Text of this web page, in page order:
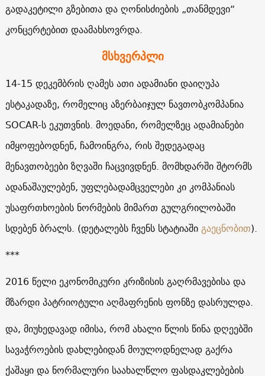
გადაკეტილი გზებითა და ღონისძიების „თანმდევი“
კონცერტებით დაამახსოვრდა.
მსხვერპლი
14-15 დეკემბრის ღამეს ათი ადამიანი დაიღუპა
ესტაკადაზე, რომელიც აზერბაიჯულ ნავთობკომპანია
SOCAR-ს ეკუთვნის. მოედანი, რომელზეც ადამიანები
იმყოფებოდნენ, ჩამოინგრა, რის შედეგადაც
მენავთობეები ზღვაში ჩაცვივდნენ. მომხდარში შტორმს
ადანაშაულებენ, უფლებადამცველები კი კომპანიას
უსაფრთხოების ნორმების მიმართ გულგრილობაში
სდებენ ბრალს. (დეტალებს ჩვენს სტატიაშიგაეცნობით).
***
2016 წელი ეკონომიკური კრიზისის გაღრმავებისა და
მზარდი პატრიოტული აღმაფრენის ფონზე დასრულდა.
და, მიუხედავად იმისა, რომ ახალი წლის წინა დღეებში
სავაჭროების დახლებიდან მოულოდნელად გაქრა
ქაშაყი და ნორმალური საახალწლო ფასდაკლებების